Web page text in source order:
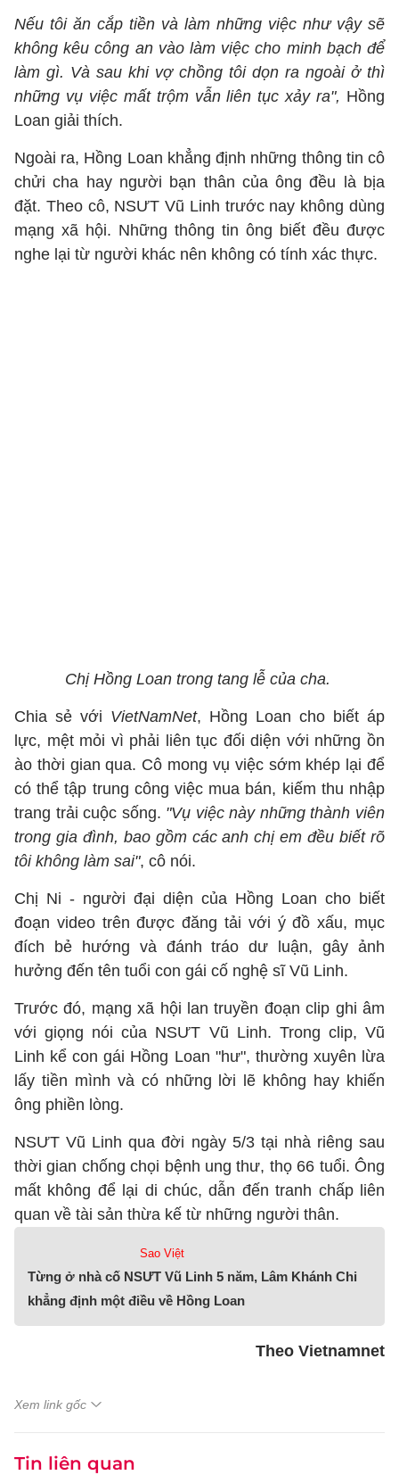
Nếu tôi ăn cắp tiền và làm những việc như vậy sẽ
không kêu công an vào làm việc cho minh bạch để
làm gì. Và sau khi vợ chồng tôi dọn ra ngoài ở thì
những vụ việc mất trộm vẫn liên tục xảy ra", Hồng
Loan giải thích.
Ngoài ra, Hồng Loan khẳng định những thông tin cô
chửi cha hay người bạn thân của ông đều là bịa
đặt. Theo cô, NSƯT Vũ Linh trước nay không dùng
mạng xã hội. Những thông tin ông biết đều được
nghe lại từ người khác nên không có tính xác thực.
Chị Hồng Loan trong tang lễ của cha.
Chia sẻ với VietNamNet, Hồng Loan cho biết áp
lực, mệt mỏi vì phải liên tục đối diện với những ồn
ào thời gian qua. Cô mong vụ việc sớm khép lại để
có thể tập trung công việc mua bán, kiếm thu nhập
trang trải cuộc sống. "Vụ việc này những thành viên
trong gia đình, bao gồm các anh chị em đều biết rõ
tôi không làm sai", cô nói.
Chị Ni - người đại diện của Hồng Loan cho biết
đoạn video trên được đăng tải với ý đồ xấu, mục
đích bẻ hướng và đánh tráo dư luận, gây ảnh
hưởng đến tên tuổi con gái cố nghệ sĩ Vũ Linh.
Trước đó, mạng xã hội lan truyền đoạn clip ghi âm
với giọng nói của NSƯT Vũ Linh. Trong clip, Vũ
Linh kể con gái Hồng Loan "hư", thường xuyên lừa
lấy tiền mình và có những lời lẽ không hay khiến
ông phiền lòng.
NSƯT Vũ Linh qua đời ngày 5/3 tại nhà riêng sau
thời gian chống chọi bệnh ung thư, thọ 66 tuổi. Ông
mất không để lại di chúc, dẫn đến tranh chấp liên
quan về tài sản thừa kế từ những người thân.
Sao Việt
Từng ở nhà cố NSƯT Vũ Linh 5 năm, Lâm Khánh Chi
khẳng định một điều về Hồng Loan
Theo Vietnamnet
Xem link gốc
Tin liên quan